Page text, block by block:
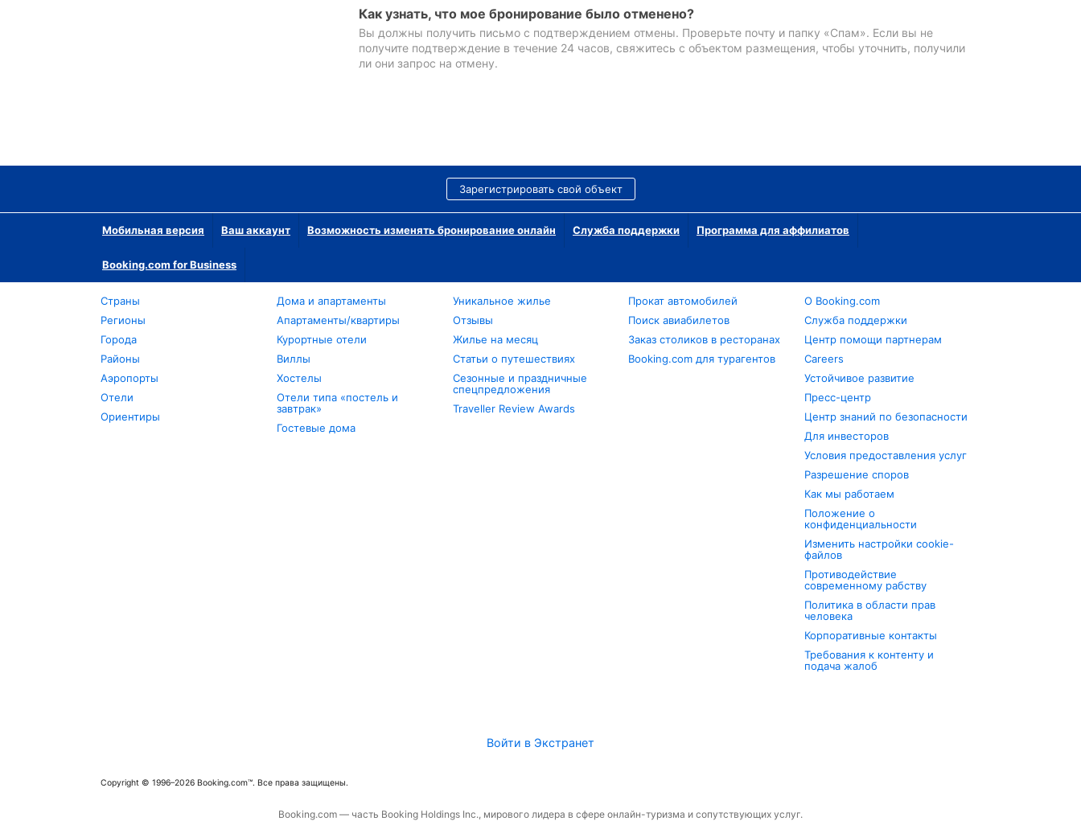
Как узнать, что мое бронирование было отменено?
Вы должны получить письмо с подтверждением отмены. Проверьте почту и папку «Спам». Если вы не
получите подтверждение в течение 24 часов, свяжитесь с объектом размещения, чтобы уточнить, получили
ли они запрос на отмену.
Зарегистрировать свой объект
Мобильная версия Ваш аккаунт Возможность изменять бронирование онлайн Служба поддержки Программа для аффилиатов
Booking.com for Business
Страны
Регионы
Города
Районы
Аэропорты
Отели
Ориентиры
Дома и апартаменты
Апартаменты/квартиры
Курортные отели
Виллы
Хостелы
Отели типа «постель и
завтрак»
Гостевые дома
Уникальное жилье
Отзывы
Жилье на месяц
Статьи о путешествиях
Сезонные и праздничные
спецпредложения
Traveller Review Awards
Прокат автомобилей
Поиск авиабилетов
Заказ столиков в ресторанах
Booking.com для турагентов
О Booking.com
Служба поддержки
Центр помощи партнерам
Careers
Устойчивое развитие
Пресс-центр
Центр знаний по безопасности
Для инвесторов
Условия предоставления услуг
Разрешение споров
Как мы работаем
Положение о
конфиденциальности
Изменить настройки cookie-
файлов
Противодействие
современному рабству
Политика в области прав
человека
Корпоративные контакты
Требования к контенту и
подача жалоб
Войти в Экстранет
Copyright © 1996–2026 Booking.com™. Все права защищены.
Booking.com — часть Booking Holdings Inc., мирового лидера в сфере онлайн-туризма и сопутствующих услуг.